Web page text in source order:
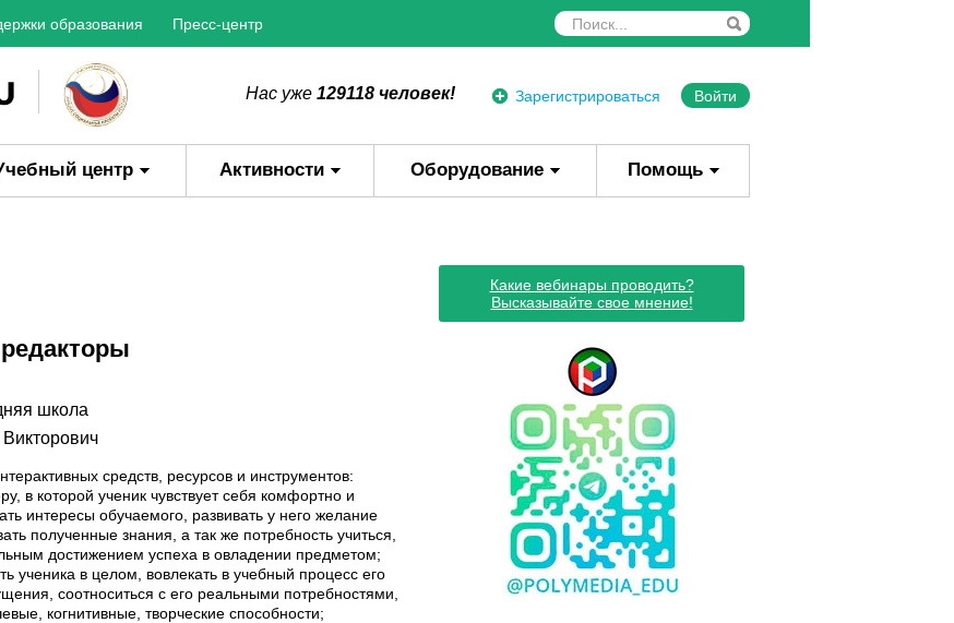
образования Пресс-центр
Зарегистрироваться Войти
Нас уже 129118 человек!
центр Активности Оборудование Помощь
школа
средств, ресурсов и инструментов:
в которой ученик чувствует себя комфортно и
интересы обучаемого, развивать у него желание
полученные знания, а так же потребность учиться,
достижением успеха в овладении предметом;
ученика в целом, вовлекать в учебный процесс его
соотноситься с его реальными потребностями,
когнитивные, творческие способности;
Какие вебинары проводить?
Высказывайте свое мнение!